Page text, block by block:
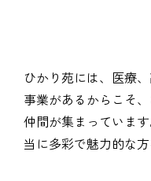
ひかり苑には、医療
事業があるからこそ、
仲間が集まっています
当に多彩で魅力的な